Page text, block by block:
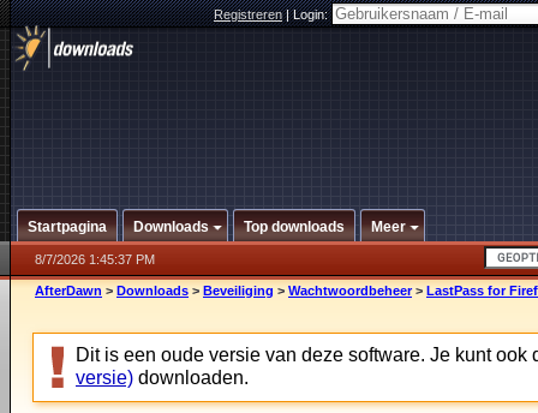
Registreren|Login:
Startpagina Downloads Top downloads Meer
8/7/2026 1:45:37 PM
AfterDawn > Downloads > Beveiliging > Wachtwoordbeheer > LastPass for
Dit is een oude versie van deze software. Je kunt ook
versie) downloaden.